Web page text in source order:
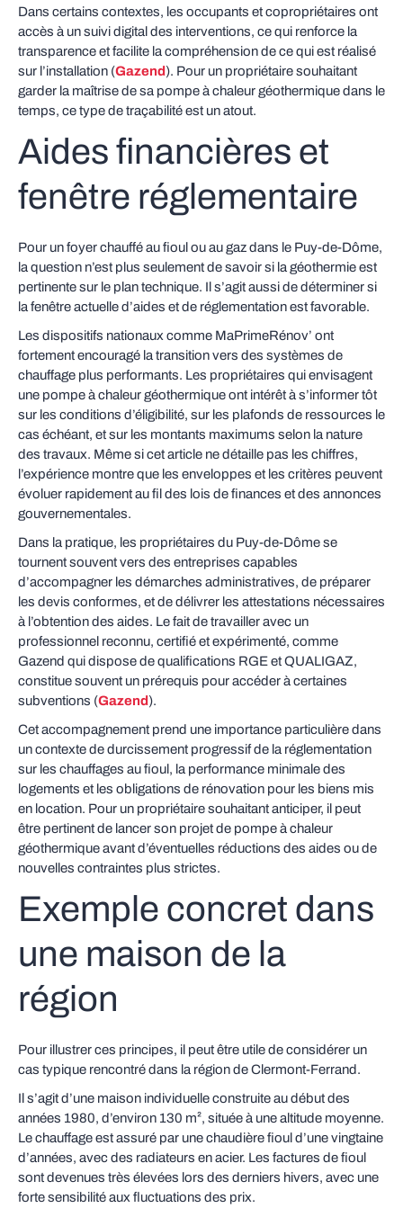
Dans certains contextes, les occupants et copropriétaires ont
accès à un suivi digital des interventions, ce qui renforce la
transparence et facilite la compréhension de ce qui est réalisé
sur l’installation (Gazend). Pour un propriétaire souhaitant
garder la maîtrise de sa pompe à chaleur géothermique dans le
temps, ce type de traçabilité est un atout.
Aides financières et
fenêtre réglementaire
Pour un foyer chauffé au fioul ou au gaz dans le Puy-de-Dôme,
la question n’est plus seulement de savoir si la géothermie est
pertinente sur le plan technique. Il s’agit aussi de déterminer si
la fenêtre actuelle d’aides et de réglementation est favorable.
Les dispositifs nationaux comme MaPrimeRénov’ ont
fortement encouragé la transition vers des systèmes de
chauffage plus performants. Les propriétaires qui envisagent
une pompe à chaleur géothermique ont intérêt à s’informer tôt
sur les conditions d’éligibilité, sur les plafonds de ressources le
cas échéant, et sur les montants maximums selon la nature
des travaux. Même si cet article ne détaille pas les chiffres,
l’expérience montre que les enveloppes et les critères peuvent
évoluer rapidement au fil des lois de finances et des annonces
gouvernementales.
Dans la pratique, les propriétaires du Puy-de-Dôme se
tournent souvent vers des entreprises capables
d’accompagner les démarches administratives, de préparer
les devis conformes, et de délivrer les attestations nécessaires
à l’obtention des aides. Le fait de travailler avec un
professionnel reconnu, certifié et expérimenté, comme
Gazend qui dispose de qualifications RGE et QUALIGAZ,
constitue souvent un prérequis pour accéder à certaines
subventions (Gazend).
Cet accompagnement prend une importance particulière dans
un contexte de durcissement progressif de la réglementation
sur les chauffages au fioul, la performance minimale des
logements et les obligations de rénovation pour les biens mis
en location. Pour un propriétaire souhaitant anticiper, il peut
être pertinent de lancer son projet de pompe à chaleur
géothermique avant d’éventuelles réductions des aides ou de
nouvelles contraintes plus strictes.
Exemple concret dans
une maison de la
région
Pour illustrer ces principes, il peut être utile de considérer un
cas typique rencontré dans la région de Clermont-Ferrand.
Il s’agit d’une maison individuelle construite au début des
années 1980, d’environ 130 m², située à une altitude moyenne.
Le chauffage est assuré par une chaudière fioul d’une vingtaine
d’années, avec des radiateurs en acier. Les factures de fioul
sont devenues très élevées lors des derniers hivers, avec une
forte sensibilité aux fluctuations des prix.